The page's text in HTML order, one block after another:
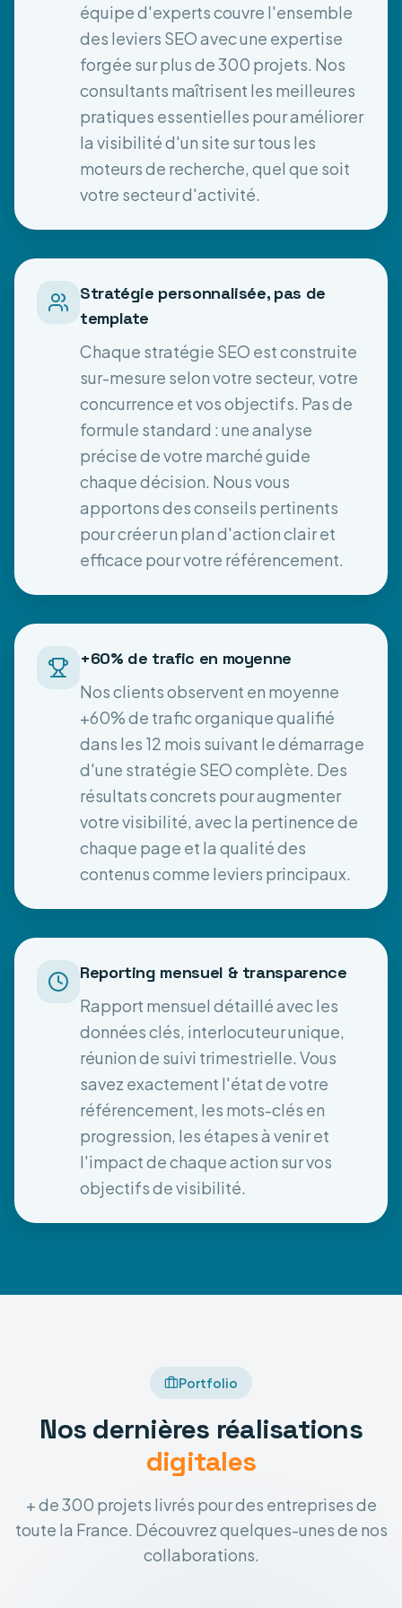
équipe d'experts couvre l'ensemble
des leviers SEO avec une expertise
forgée sur plus de 300 projets. Nos
consultants maîtrisent les meilleures
pratiques essentielles pour améliorer
la visibilité d'un site sur tous les
moteurs de recherche, quel que soit
votre secteur d'activité.
Stratégie personnalisée, pas de
template
Chaque stratégie SEO est construite
sur-mesure selon votre secteur, votre
concurrence et vos objectifs. Pas de
formule standard : une analyse
précise de votre marché guide
chaque décision. Nous vous
apportons des conseils pertinents
pour créer un plan d'action clair et
efficace pour votre référencement.
+60% de trafic en moyenne
Nos clients observent en moyenne
+60% de trafic organique qualifié
dans les 12 mois suivant le démarrage
d'une stratégie SEO complète. Des
résultats concrets pour augmenter
votre visibilité, avec la pertinence de
chaque page et la qualité des
contenus comme leviers principaux.
Reporting mensuel & transparence
Rapport mensuel détaillé avec les
données clés, interlocuteur unique,
réunion de suivi trimestrielle. Vous
savez exactement l'état de votre
référencement, les mots-clés en
progression, les étapes à venir et
l'impact de chaque action sur vos
objectifs de visibilité.
Portfolio
Nos dernières réalisations
digitales
+ de 300 projets livrés pour des entreprises de
toute la France. Découvrez quelques-unes de nos
collaborations.